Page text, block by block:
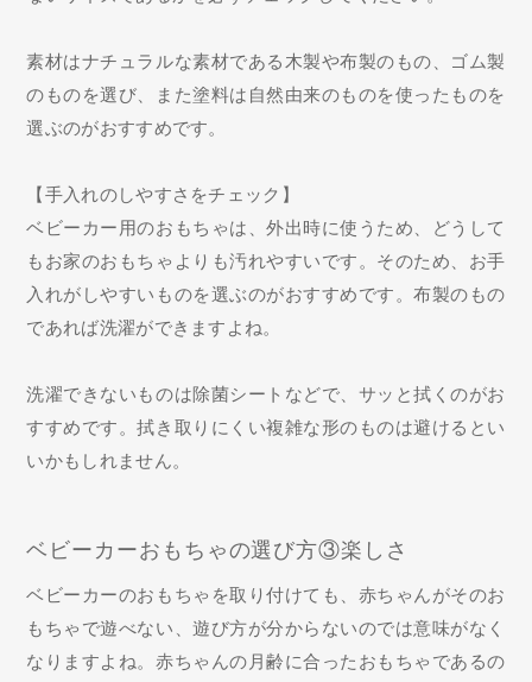
素材はナチュラルな素材である木製や布製のもの、ゴム製
のものを選び、また塗料は自然由来のものを使ったものを
選ぶのがおすすめです。
【手入れのしやすさをチェック】
ベビーカー用のおもちゃは、外出時に使うため、どうして
もお家のおもちゃよりも汚れやすいです。そのため、お手
入れがしやすいものを選ぶのがおすすめです。布製のもの
であれば洗濯ができますよね。
洗濯できないものは除菌シートなどで、サッと拭くのがお
すすめです。拭き取りにくい複雑な形のものは避けるとい
いかもしれません。
ベビーカーおもちゃの選び方③楽しさ
ベビーカーのおもちゃを取り付けても、赤ちゃんがそのお
もちゃで遊べない、遊び方が分からないのでは意味がなく
なりますよね。赤ちゃんの月齢に合ったおもちゃであるの